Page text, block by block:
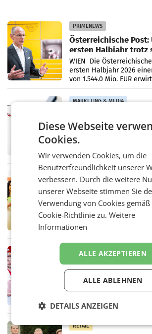
PRIMENEWS
Österreichische
ersten Halbjahr trotz
Briefgeschäft
WIEN Die
ersten Halbjahr 2026
von 1.544,0 Mio. EUR
einem Plus von 3,8
Vergleichszeitraum
MARKETING & MEDIA
überraschend viel
UNTERFÖHRING/MAILAND/
Fernsehkonzern
wieder Gewinn gemacht
Markterwartung deutlich
RETAIL
Eine Bühne für
Müller informieren am
Kreislauffähigkeit
Über den gesamten
Altstoff Recycling Austria
Handelskonzern Müller
RETAIL
Penny modernisiert
Ober- und
WIENER NEUDORF. – Im
laufenden
Oberösterreich. Die
RETAIL
Diese Webseite
Cookies.
Wir verwenden Cookies, um die
Benutzerfreundlichkeit unserer
verbessern. Durch die weitere
unserer Webseite stimmen Sie
Verwendung von Cookies
Cookie-Richtlinie zu.Weitere
Informationen
ALLE AKZEPTIEREN
ALLE ABLEHNEN
DETAILS ANZEIGEN